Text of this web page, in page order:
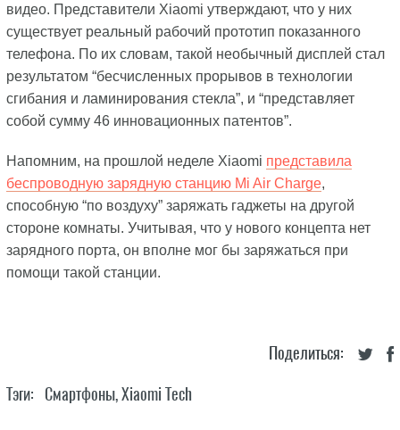
видео. Представители Xiaomi утверждают, что у них
существует реальный рабочий прототип показанного
телефона. По их словам, такой необычный дисплей стал
результатом “бесчисленных прорывов в технологии
сгибания и ламинирования стекла”, и “представляет
собой сумму 46 инновационных патентов”.
Напомним, на прошлой неделе Xiaomi представила
беспроводную зарядную станцию Mi Air Charge,
способную “по воздуху” заряжать гаджеты на другой
стороне комнаты. Учитывая, что у нового концепта нет
зарядного порта, он вполне мог бы заряжаться при
помощи такой станции.
Поделиться:
Тэги: Смартфоны,Xiaomi Tech